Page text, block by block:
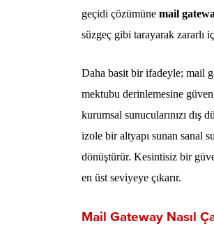
geçidi çözümüne mail
süzgeç gibi tarayarak zararlı
Daha basit bir ifadeyle; mail
mektubu derinlemesine
kurumsal sunucularınızı dış
izole bir altyapı sunan sanal
dönüştürür. Kesintisiz bir
en üst seviyeye çıkarır.
Mail Gateway Nasıl